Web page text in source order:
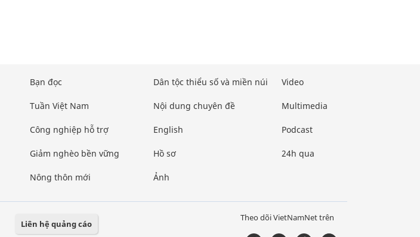
Bạn đọc
Tuần Việt Nam
Công nghiệp hỗ trợ
Giảm nghèo bền vững
Nông thôn mới
Dân tộc thiểu số và miền núi
Nội dung chuyên đề
English
Hồ sơ
Ảnh
Video
Multimedia
Podcast
24h qua
Liên hệ quảng cáo
Theo dõi VietNamNet trên